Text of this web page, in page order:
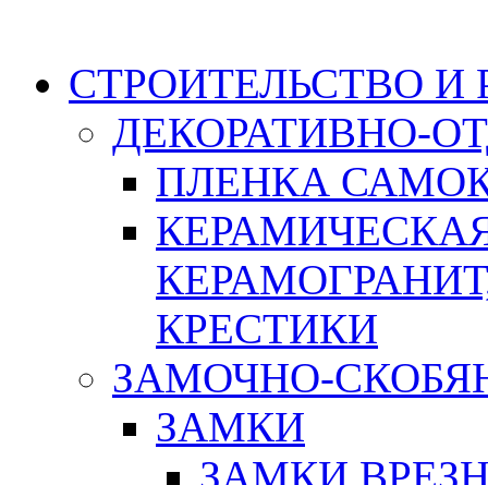
СТРОИТЕЛЬСТВО И
ДЕКОРАТИВНО-
ПЛЕНКА
КРЕСТИКИ
ЗАМОЧНО-
ЗАМКИ